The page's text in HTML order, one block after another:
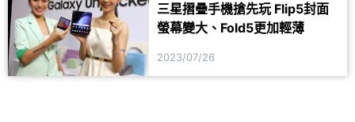
三星
#發表
三星摺疊手機搶先玩 Flip5封面
螢幕變大、Fold5更加輕薄
2023/07/26